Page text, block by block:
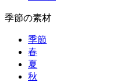
季節の素材
季節
春
夏
秋